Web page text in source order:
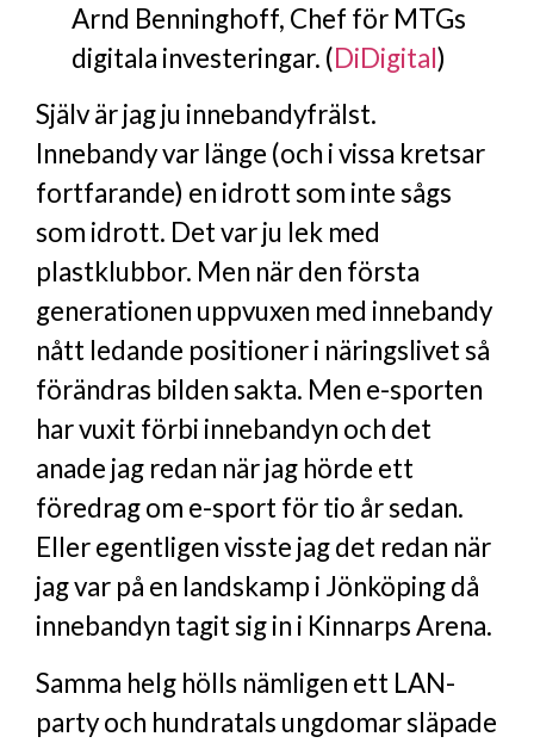
Arnd Benninghoff, Chef för MTGs
digitala investeringar. (DiDigital)
Själv är jag ju innebandyfrälst.
Innebandy var länge (och i vissa kretsar
fortfarande) en idrott som inte sågs
som idrott. Det var ju lek med
plastklubbor. Men när den första
generationen uppvuxen med innebandy
nått ledande positioner i näringslivet så
förändras bilden sakta. Men e-sporten
har vuxit förbi innebandyn och det
anade jag redan när jag hörde ett
föredrag om e-sport för tio år sedan.
Eller egentligen visste jag det redan när
jag var på en landskamp i Jönköping då
innebandyn tagit sig in i Kinnarps Arena.
Samma helg hölls nämligen ett LAN-
party och hundratals ungdomar släpade